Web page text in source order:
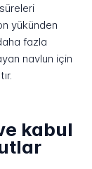
yükünden
fazla
navlun için
kabul